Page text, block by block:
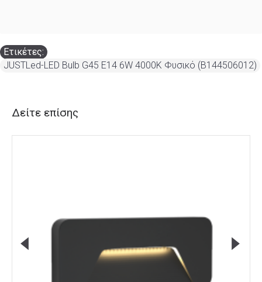
Ετικέτες:
JUSTLed-LED Bulb G45 E14 6W 4000K Φυσικό (B144506012)
Δείτε επίσης